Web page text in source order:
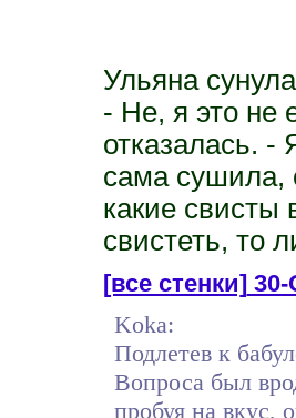
Ульяна
- Не, я это не
отказалась.
сама сушила,
какие
свистеть, то
[все стенки]30-
Koka:
Подлетев к
Вопроса был
пробуя на вкус,